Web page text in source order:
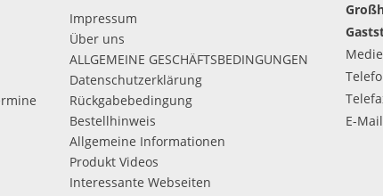
Impressum
Über uns
ALLGEMEINE GESCHÄFTSBEDINGUNGEN
Datenschutzerklärung
Rückgabebedingung
Bestellhinweis
Allgemeine Informationen
Produkt Videos
Interessante Webseiten
E-Mail